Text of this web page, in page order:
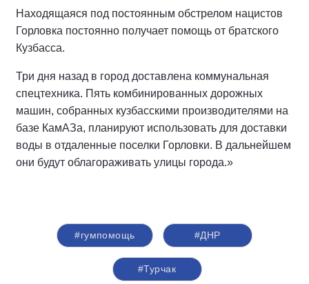
Находящаяся под постоянным обстрелом нацистов
Горловка постоянно получает помощь от братского
Кузбасса.
Три дня назад в город доставлена коммунальная
спецтехника. Пять комбинированных дорожных
машин, собранных кузбасскими производителями на
базе КамАЗа, планируют использовать для доставки
воды в отдаленные поселки Горловки. В дальнейшем
они будут облагораживать улицы города.»
#гумпомощь #ДНР
#Турчак